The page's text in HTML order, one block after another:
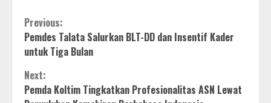
Continue
Reading
Previous:
Pemdes Talata Salurkan BLT-DD dan Insentif Kader
untuk Tiga Bulan
Next:
Pemda Koltim Tingkatkan Profesionalitas ASN Lewat